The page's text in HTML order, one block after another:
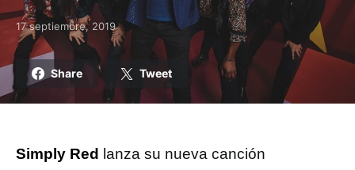
Posted on
17 septiembre, 2019
Share Tweet
Simply Red
lanza su nueva canción